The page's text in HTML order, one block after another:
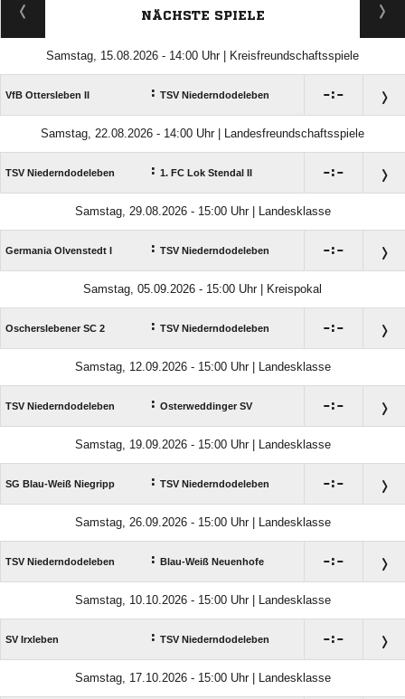
NÄCHSTE SPIELE
Samstag, 15.08.2026 - 14:00 Uhr | Kreisfreundschaftsspiele
VfB Ottersleben II : TSV Niederndodeleben :
Samstag, 22.08.2026 - 14:00 Uhr | Landesfreundschaftsspiele
TSV Niederndodeleben : 1. FC Lok Stendal II :
Samstag, 29.08.2026 - 15:00 Uhr | Landesklasse
Germania Olvenstedt I : TSV Niederndodeleben :
Samstag, 05.09.2026 - 15:00 Uhr | Kreispokal
Oscherslebener SC 2 : TSV Niederndodeleben :
Samstag, 12.09.2026 - 15:00 Uhr | Landesklasse
TSV Niederndodeleben : Osterweddinger SV :
Samstag, 19.09.2026 - 15:00 Uhr | Landesklasse
SG Blau-Weiß Niegripp : TSV Niederndodeleben :
Samstag, 26.09.2026 - 15:00 Uhr | Landesklasse
TSV Niederndodeleben : Blau-Weiß Neuenhofe :
Samstag, 10.10.2026 - 15:00 Uhr | Landesklasse
SV Irxleben : TSV Niederndodeleben :
Samstag, 17.10.2026 - 15:00 Uhr | Landesklasse